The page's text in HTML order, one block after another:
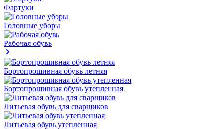
Фартуки
Головные уборы
Рабочая обувь
Бортопрошивная обувь летняя
Бортопрошивная обувь утепленная
Литьевая обувь для сварщиков
Литьевая обувь утепленная